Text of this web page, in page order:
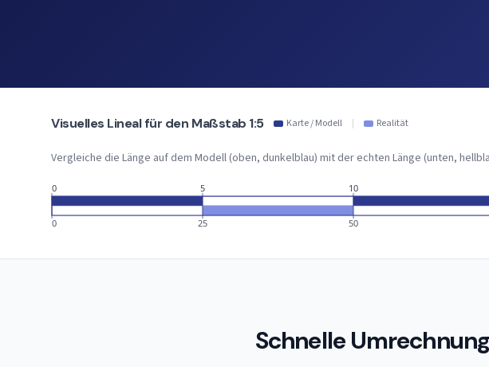
Visuelles Lineal für den Maßstab 1:5 Karte / Modell | Realität
Vergleiche die Länge auf dem Modell (oben, dunkelblau) mit der echten Länge (unten,
0
0
5
25
10
50
Schnelle